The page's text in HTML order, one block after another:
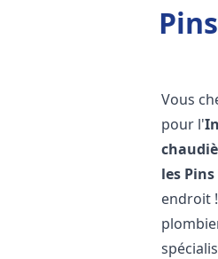
Vous
pour l'
les Pins
endroit